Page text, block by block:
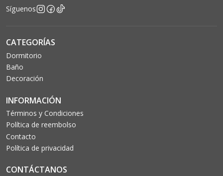
Síguenos
CATEGORÍAS
Dormitorio
Baño
Decoración
INFORMACIÓN
Términos y Condiciones
Política de reembolso
Contacto
Política de privacidad
CONTÁCTANOS